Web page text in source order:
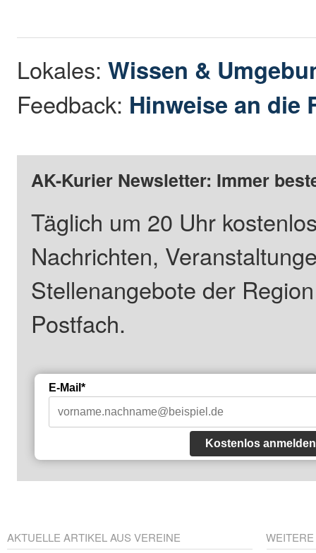
Lokales:Wissen &
Feedback: Hinweise an die
AK-Kurier Newsletter: Immer
Täglich um 20 Uhr
Nachrichten,
Stellenangebote der
Postfach.
E-Mail*
Kostenlos anmelden
AKTUELLE ARTIKEL AUS VEREINE